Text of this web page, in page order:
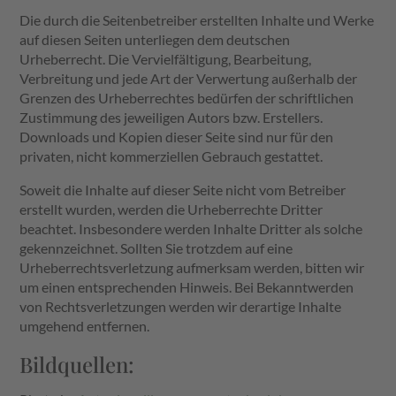
Die durch die Seitenbetreiber erstellten Inhalte und Werke
auf diesen Seiten unterliegen dem deutschen
Urheberrecht. Die Vervielfältigung, Bearbeitung,
Verbreitung und jede Art der Verwertung außerhalb der
Grenzen des Urheberrechtes bedürfen der schriftlichen
Zustimmung des jeweiligen Autors bzw. Erstellers.
Downloads und Kopien dieser Seite sind nur für den
privaten, nicht kommerziellen Gebrauch gestattet.
Soweit die Inhalte auf dieser Seite nicht vom Betreiber
erstellt wurden, werden die Urheberrechte Dritter
beachtet. Insbesondere werden Inhalte Dritter als solche
gekennzeichnet. Sollten Sie trotzdem auf eine
Urheberrechtsverletzung aufmerksam werden, bitten wir
um einen entsprechenden Hinweis. Bei Bekanntwerden
von Rechtsverletzungen werden wir derartige Inhalte
umgehend entfernen.
Bildquellen: